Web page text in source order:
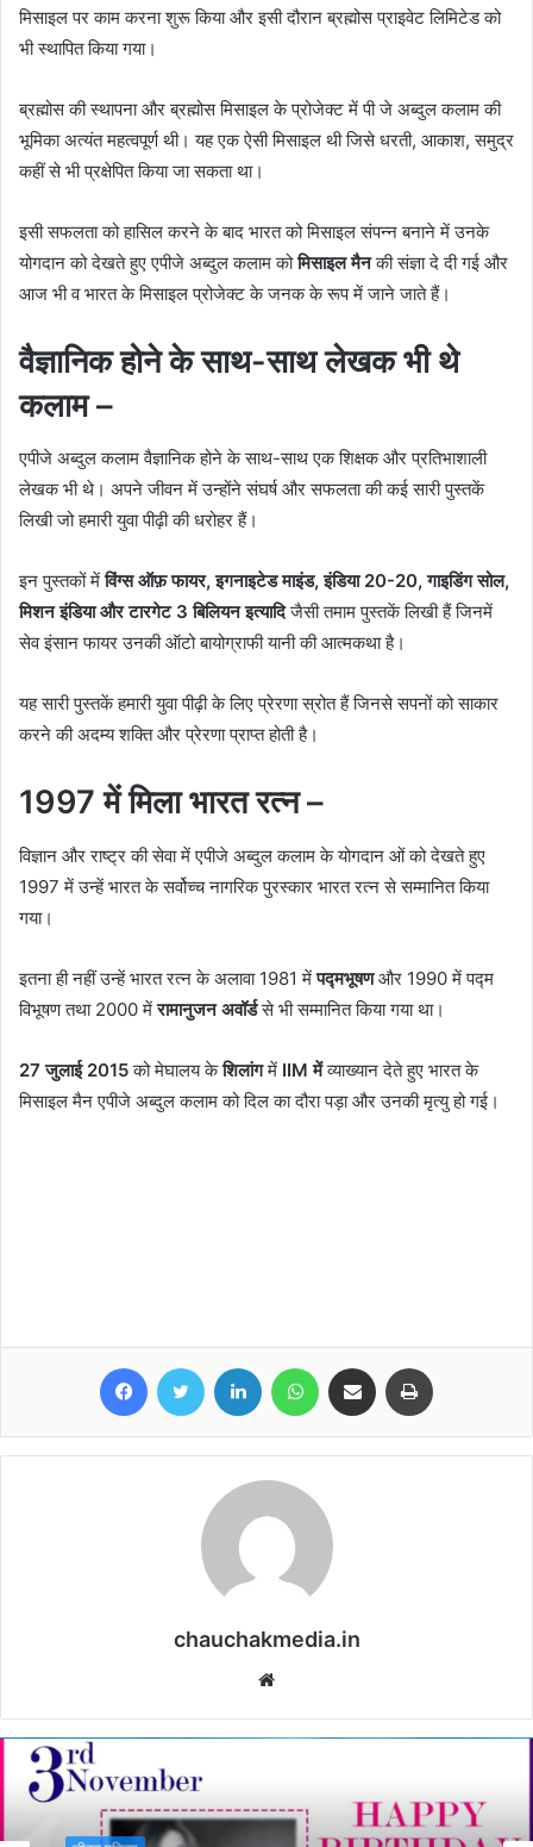
मिसाइल पर काम करना शुरू किया और इसी दौरान ब्रह्मोस प्राइवेट लिमिटेड को
भी स्थापित किया गया।
ब्रह्मोस की स्थापना और ब्रह्मोस मिसाइल के प्रोजेक्ट में पी जे अब्दुल कलाम की
भूमिका अत्यंत महत्वपूर्ण थी। यह एक ऐसी मिसाइल थी जिसे धरती, आकाश, समुद्र
कहीं से भी प्रक्षेपित किया जा सकता था।
इसी सफलता को हासिल करने के बाद भारत को मिसाइल संपन्न बनाने में उनके
योगदान को देखते हुए एपीजे अब्दुल कलाम कोमिसाइल मैनकी संज्ञा दे दी गई और
आज भी व भारत के मिसाइल प्रोजेक्ट के जनक के रूप में जाने जाते हैं।
वैज्ञानिक होने के साथ-साथ लेखक भी थे
कलाम –
एपीजे अब्दुल कलाम वैज्ञानिक होने के साथ-साथ एक शिक्षक और प्रतिभाशाली
लेखक भी थे। अपने जीवन में उन्होंने संघर्ष और सफलता की कई सारी पुस्तकें
लिखी जो हमारी युवा पीढ़ी की धरोहर हैं।
इन पुस्तकों मेंविंग्स ऑफ़ फायर, इगनाइटेड माइंड, इंडिया 20-20, गाइडिंग सोल,
मिशन इंडिया और टारगेट 3 बिलियन इत्यादिजैसी तमाम पुस्तकें लिखी हैं जिनमें
सेव इंसान फायर उनकी ऑटो बायोग्राफी यानी की आत्मकथा है।
यह सारी पुस्तकें हमारी युवा पीढ़ी के लिए प्रेरणा स्रोत हैं जिनसे सपनों को साकार
करने की अदम्य शक्ति और प्रेरणा प्राप्त होती है।
1997 में मिला भारत रत्न –
विज्ञान और राष्ट्र की सेवा में एपीजे अब्दुल कलाम के योगदान ओं को देखते हुए
1997 में उन्हें भारत के सर्वोच्च नागरिक पुरस्कार भारत रत्न से सम्मानित किया
गया।
इतना ही नहीं उन्हें भारत रत्न के अलावा 1981 मेंपद्मभूषणऔर 1990 में पद्म
विभूषण तथा 2000 मेंरामानुजन अवॉर्डसे भी सम्मानित किया गया था।
27 जुलाई 2015को मेघालय केशिलांगमें IIM मेंव्याख्यान देते हुए भारत के
मिसाइल मैन एपीजे अब्दुल कलाम को दिल का दौरा पड़ा और उनकी मृत्यु हो गई।
FacebookTwitter LinkedIn WhatsAppShare via Email
chauchakmedia.in
Website
जीवन परिचय